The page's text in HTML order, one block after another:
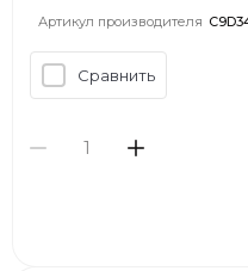
Артикул производителя
Сравнить